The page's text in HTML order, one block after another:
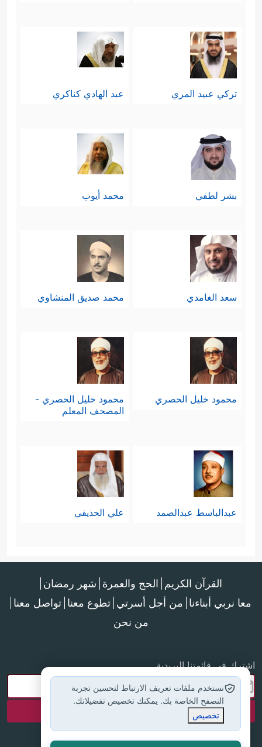
تركي عبيد المري عبد الهادي كناكري
بشر لطفي محمد أيوب
سعد الغامدي محمد صديق المنشاوي
محمود خليل الحصري
محمود خليل الحصري -
المصحف المعلم
عبدالباسط عبدالصمد علي الحذيفي
القرآن الكريم الحج والعمرة شهر رمضان
معا نربي أبناءنا من أجل أسرتي تطوع معنا تواصل معنا
من نحن
اشترك في قائمتنا البريدية
نستخدم ملفات تعريف الارتباط لتحسين تجربة
التصفح الخاصة بك. يمكنك تخصيص تفضيلاتك.
تخصيص